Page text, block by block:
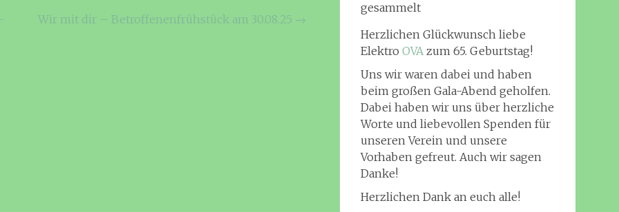
Wir mit dir – Betroffenenfrühstück am 30.08.25 →
gesammelt
Herzlichen Glückwunsch liebe
Elektro OVAzum 65. Geburtstag!
Uns wir waren dabei und haben
beim großen Gala-Abend geholfen.
Dabei haben wir uns über herzliche
Worte und liebevollen Spenden für
unseren Verein und unsere
Vorhaben gefreut. Auch wir sagen
Danke!
Herzlichen Dank an euch alle!